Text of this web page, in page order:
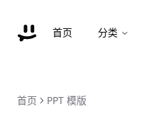
首页 分类
首页 PPT 模版